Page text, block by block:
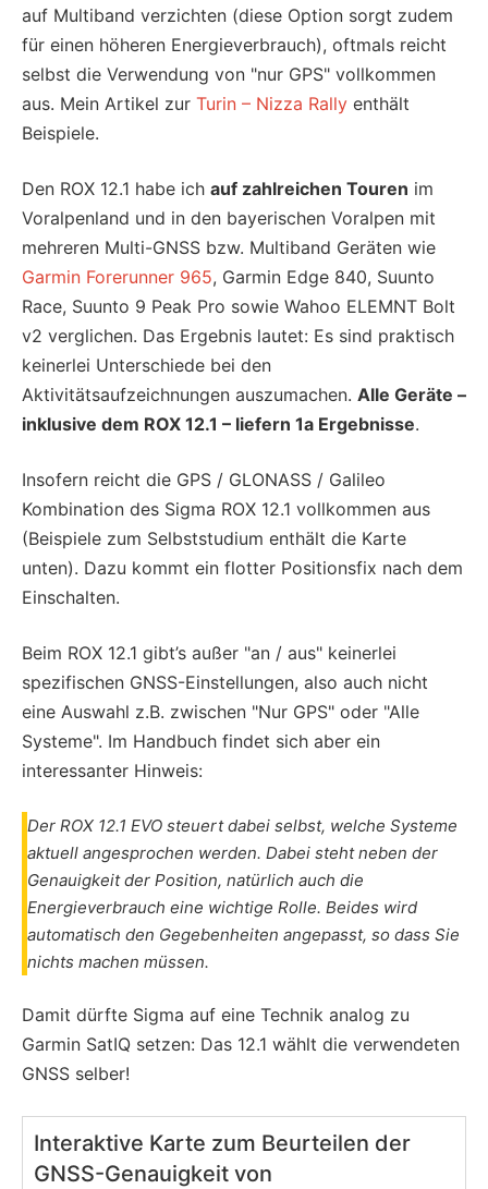
auf Multiband verzichten (diese Option sorgt zudem
für einen höheren Energieverbrauch), oftmals reicht
selbst die Verwendung von "nur GPS" vollkommen
aus. Mein Artikel zur Turin – Nizza Rally enthält
Beispiele.
Den ROX 12.1 habe ich auf zahlreichen Touren im
Voralpenland und in den bayerischen Voralpen mit
mehreren Multi-GNSS bzw. Multiband Geräten wie
Garmin Forerunner 965, Garmin Edge 840, Suunto
Race, Suunto 9 Peak Pro sowie Wahoo ELEMNT Bolt
v2 verglichen. Das Ergebnis lautet: Es sind praktisch
keinerlei Unterschiede bei den
Aktivitätsaufzeichnungen auszumachen. Alle Geräte –
inklusive dem ROX 12.1 – liefern 1a Ergebnisse.
Insofern reicht die GPS / GLONASS / Galileo
Kombination des Sigma ROX 12.1 vollkommen aus
(Beispiele zum Selbststudium enthält die Karte
unten). Dazu kommt ein flotter Positionsfix nach dem
Einschalten.
Beim ROX 12.1 gibt’s außer "an / aus" keinerlei
spezifischen GNSS-Einstellungen, also auch nicht
eine Auswahl z.B. zwischen "Nur GPS" oder "Alle
Systeme". Im Handbuch findet sich aber ein
interessanter Hinweis:
Der ROX 12.1 EVO steuert dabei selbst, welche Systeme
aktuell angesprochen werden. Dabei steht neben der
Genauigkeit der Position, natürlich auch die
Energieverbrauch eine wichtige Rolle. Beides wird
automatisch den Gegebenheiten angepasst, so dass Sie
nichts machen müssen.
Damit dürfte Sigma auf eine Technik analog zu
Garmin SatIQ setzen: Das 12.1 wählt die verwendeten
GNSS selber!
Interaktive Karte zum Beurteilen der
GNSS-Genauigkeit von